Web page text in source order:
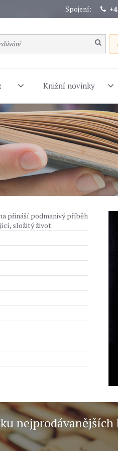
Spojení:
Knižní novinky
přináší podmanivý příběh
složitý život.
nejprodávanějších